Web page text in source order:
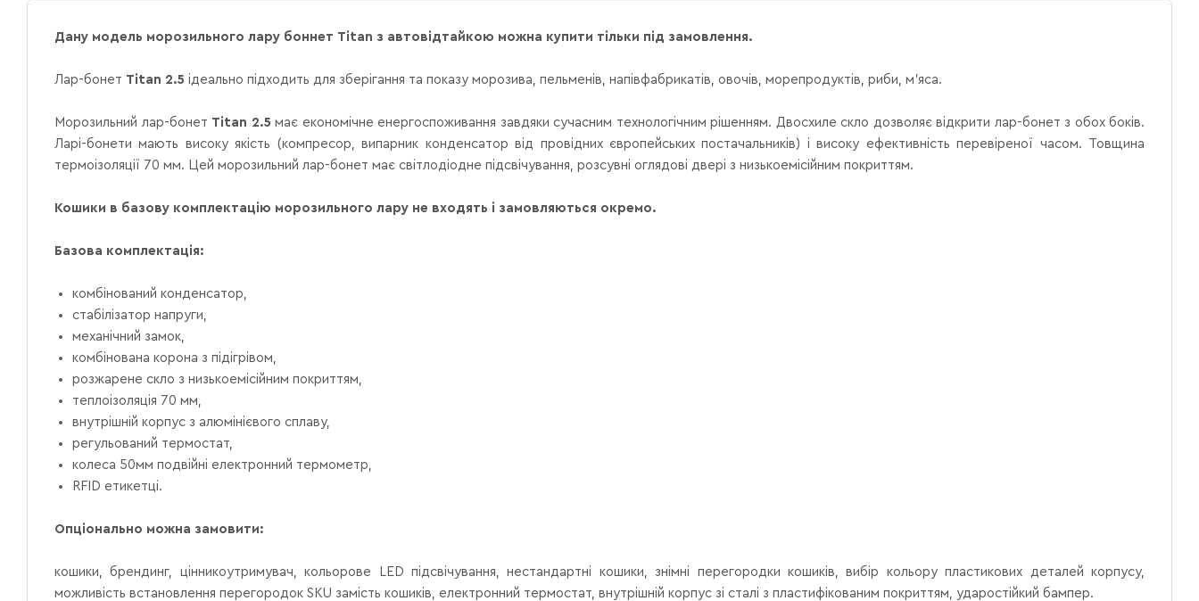
Дану модель морозильного лару боннет Titan з автовідтайкою можна купити тільки під замовлення.
Лар-бонет Titan 2.5 ідеально підходить для зберігання та показу морозива, пельменів, напівфабрикатів, овочів, морепродуктів, риби, м'яса.
Морозильний лар-бонет Titan 2.5 має економічне енергоспоживання завдяки сучасним технологічним рішенням. Двосхиле скло дозволяє відкрити лар-бонет з обох боків.
Ларі-бонети мають високу якість (компресор, випарник конденсатор від провідних європейських постачальників) і високу ефективність перевіреної часом. Товщина
термоізоляції 70 мм. Цей морозильний лар-бонет має світлодіодне підсвічування, розсувні оглядові двері з низькоемісійним покриттям.
Кошики в базову комплектацію морозильного лару не входять і замовляються окремо.
Базова комплектація:
комбінований конденсатор,
стабілізатор напруги,
механічний замок,
комбінована корона з підігрівом,
розжарене скло з низькоемісійним покриттям,
теплоізоляція 70 мм,
внутрішній корпус з алюмінієвого сплаву,
регульований термостат,
колеса 50мм подвійні електронний термометр,
RFID етикетці.
Опціонально можна замовити:
кошики, брендинг, цінникоутримувач, кольорове LED підсвічування, нестандартні кошики, знімні перегородки кошиків, вибір кольору пластикових деталей корпусу,
можливість встановлення перегородок SKU замість кошиків, електронний термостат, внутрішній корпус зі сталі з пластифікованим покриттям, ударостійкий бампер.